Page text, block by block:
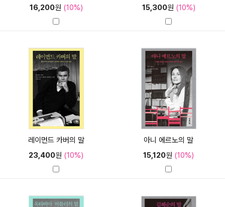
16,200원 (10%)
15,300원 (10%)
레이먼드 카버의 말
23,400원 (10%)
아니 에르노의 말
15,120원 (10%)